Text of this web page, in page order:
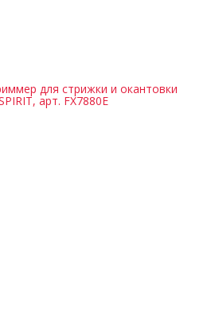
для стрижки и окантовки
арт. FX7880E